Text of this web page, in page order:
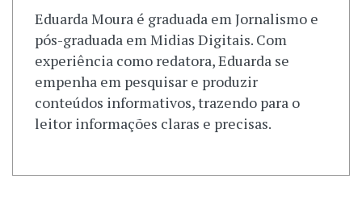
Eduarda Moura é graduada em Jornalismo e
pós-graduada em Midias Digitais. Com
experiência como redatora, Eduarda se
empenha em pesquisar e produzir
conteúdos informativos, trazendo para o
leitor informações claras e precisas.